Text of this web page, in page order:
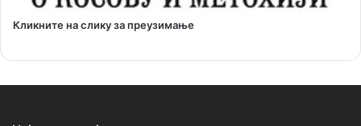
Кликните на слику за преузимање